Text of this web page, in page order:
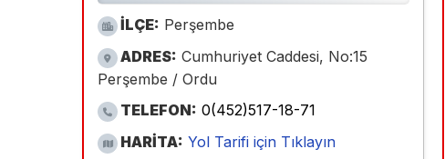
İLÇE: Perşembe
ADRES: Cumhuriyet Caddesi, No:15
Perşembe / Ordu
TELEFON: 0(452)517-18-71
HARİTA: Yol Tarifi için Tıklayın